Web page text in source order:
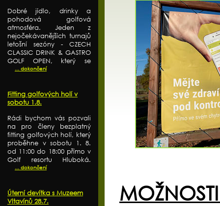
Dobré jídlo, drinky a
pohodová golfová
atmosféra. Jeden z
nejočekávanějších turnajů
letošní sezóny - CZECH
CLASSIC DRINK & GASTRO
GOLF OPEN, který se
... dokončení
Fitting golfových holí v
sobotu 1.8.
Rádi bychom vás pozvali
na pro členy bezplatný
fitting golfových holí, který
proběhne v sobotu 1. 8.
od 11:00 do 18:00 přímo v
Golf resortu Hluboká.
... dokončení
Úterní devítka s Muzeem
Vltavínů 28.7.